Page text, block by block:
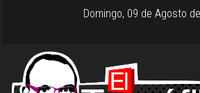
Domingo, 09 de Agosto